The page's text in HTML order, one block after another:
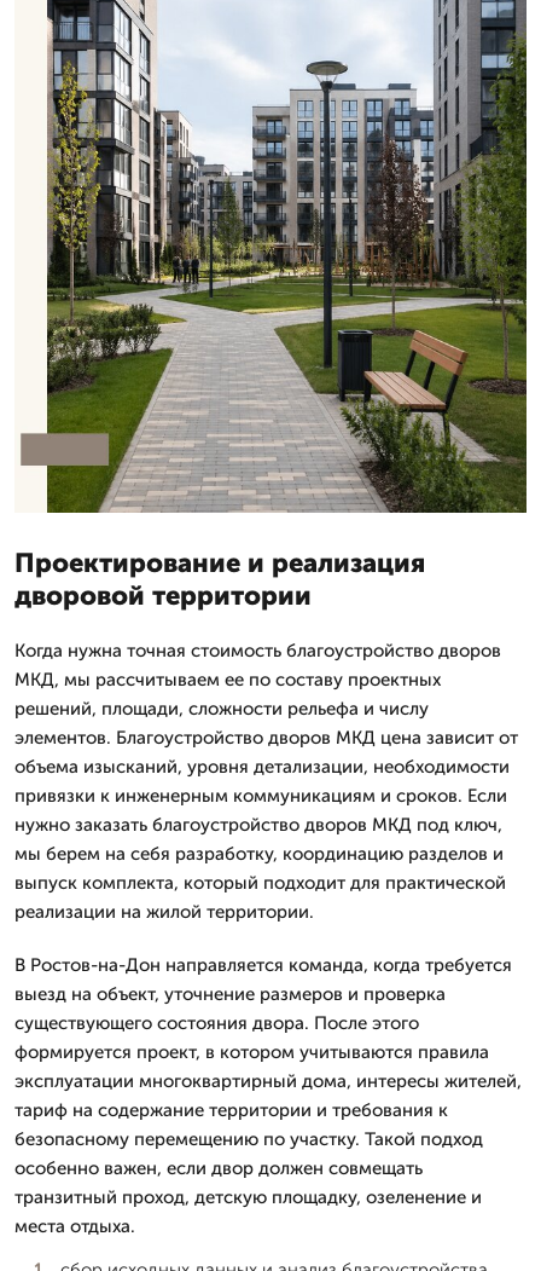
Проектирование и реализация
дворовой территории
Когда нужна точная стоимость благоустройство дворов
МКД, мы рассчитываем ее по составу проектных
решений, площади, сложности рельефа и числу
элементов. Благоустройство дворов МКД цена зависит от
объема изысканий, уровня детализации, необходимости
привязки к инженерным коммуникациям и сроков. Если
нужно заказать благоустройство дворов МКД под ключ,
мы берем на себя разработку, координацию разделов и
выпуск комплекта, который подходит для практической
реализации на жилой территории.
В Ростов-на-Дон направляется команда, когда требуется
выезд на объект, уточнение размеров и проверка
существующего состояния двора. После этого
формируется проект, в котором учитываются правила
эксплуатации многоквартирный дома, интересы жителей,
тариф на содержание территории и требования к
безопасному перемещению по участку. Такой подход
особенно важен, если двор должен совмещать
транзитный проход, детскую площадку, озеленение и
места отдыха.